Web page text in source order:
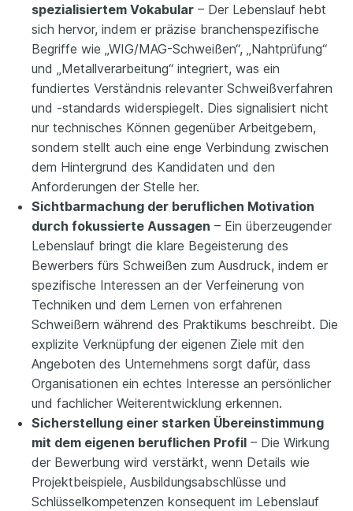
spezialisiertem Vokabular – Der Lebenslauf hebt
sich hervor, indem er präzise branchenspezifische
Begriffe wie „WIG/MAG-Schweißen“, „Nahtprüfung“
und „Metallverarbeitung“ integriert, was ein
fundiertes Verständnis relevanter Schweißverfahren
und -standards widerspiegelt. Dies signalisiert nicht
nur technisches Können gegenüber Arbeitgebern,
sondern stellt auch eine enge Verbindung zwischen
dem Hintergrund des Kandidaten und den
Anforderungen der Stelle her.
Sichtbarmachung der beruflichen Motivation
durch fokussierte Aussagen – Ein überzeugender
Lebenslauf bringt die klare Begeisterung des
Bewerbers fürs Schweißen zum Ausdruck, indem er
spezifische Interessen an der Verfeinerung von
Techniken und dem Lernen von erfahrenen
Schweißern während des Praktikums beschreibt. Die
explizite Verknüpfung der eigenen Ziele mit den
Angeboten des Unternehmens sorgt dafür, dass
Organisationen ein echtes Interesse an persönlicher
und fachlicher Weiterentwicklung erkennen.
Sicherstellung einer starken Übereinstimmung
mit dem eigenen beruflichen Profil – Die Wirkung
der Bewerbung wird verstärkt, wenn Details wie
Projektbeispiele, Ausbildungsabschlüsse und
Schlüsselkompetenzen konsequent im Lebenslauf